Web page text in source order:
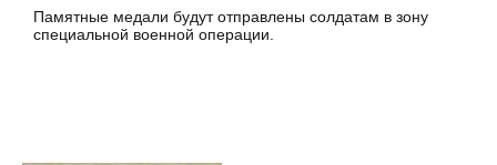
Памятные медали будут отправлены солдатам в зону
специальной военной операции.